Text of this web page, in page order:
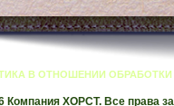
В ОТНОШЕНИИ
Компания ХОРСТ. Все права